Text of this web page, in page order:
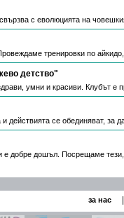
с еволюцията на
тренировки по
детство"
умни и красиви. Клубът е
действията се обединяват, за
е добре дошъл. Посрещаме
за нас |